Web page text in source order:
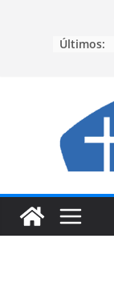
Últimos: